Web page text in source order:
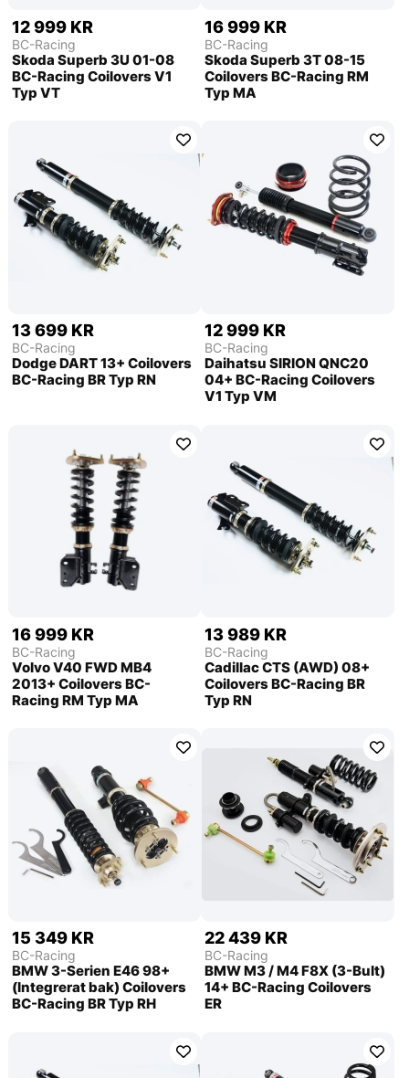
12 999 KR
BC-Racing
Skoda Superb 3U 01-08
BC-Racing Coilovers V1
Typ VT
16 999 KR
BC-Racing
Skoda Superb 3T 08-15
Coilovers BC-Racing RM
Typ MA
13 699 KR
BC-Racing
Dodge DART 13+ Coilovers
BC-Racing BR Typ RN
12 999 KR
BC-Racing
Daihatsu SIRION QNC20
04+ BC-Racing Coilovers
V1 Typ VM
16 999 KR
BC-Racing
Volvo V40 FWD MB4
2013+ Coilovers BC-
Racing RM Typ MA
13 989 KR
BC-Racing
Cadillac CTS (AWD) 08+
Coilovers BC-Racing BR
Typ RN
15 349 KR
BC-Racing
BMW 3-Serien E46 98+
(Integrerat bak) Coilovers
BC-Racing BR Typ RH
22 439 KR
BC-Racing
BMW M3 / M4 F8X (3-Bult)
14+ BC-Racing Coilovers
ER